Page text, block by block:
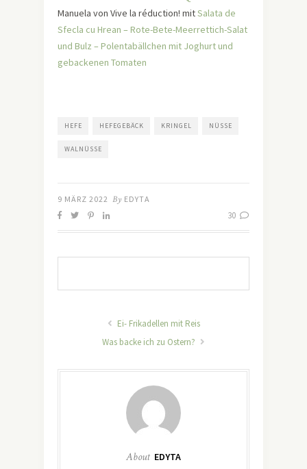
Manuela von Vive la réduction! mitSalata de
Sfecla cu Hrean – Rote-Bete-Meerrettich-Salat
und Bulz – Polentabällchen mit Joghurt und
gebackenen Tomaten
HEFE HEFEGEBÄCK KRINGEL NÜSSE
WALNÜSSE
9 MÄRZ 2022 By EDYTA
30
Ei- Frikadellen mit Reis
Was backe ich zu Ostern?
About EDYTA